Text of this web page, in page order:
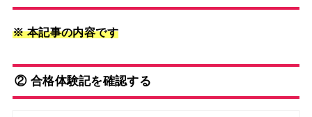
※ 本記事の内容です
② 合格体験記を確認する